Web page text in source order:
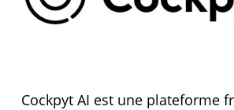
Cockpyt AI est une plateforme